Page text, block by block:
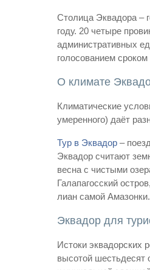
Столица Эквадора –
году. 20 четыре
административных
голосованием
О климате
Климатические
умеренного) даёт
Тур в Эквадор –
Эквадор считают
весна с чистыми
Галапагосский
лиан самой Амазонки.
Эквадор для
Истоки эквадорских
высотой шестьдесят